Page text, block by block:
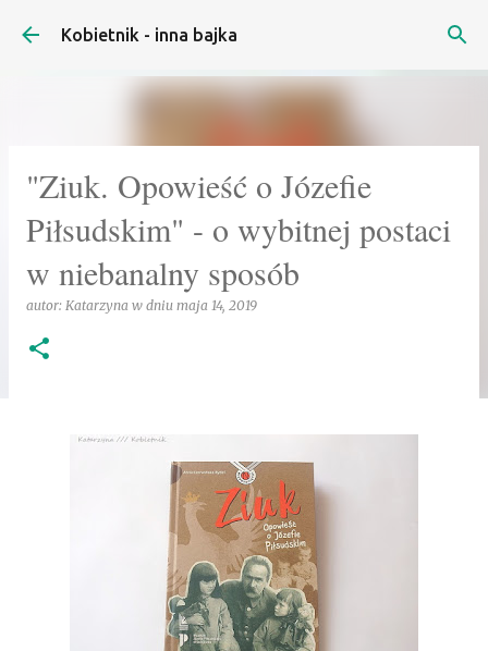
Przejdź do głównej zawartości
Kobietnik - inna bajka
"Ziuk. Opowieść o Józefie
Piłsudskim" - o wybitnej postaci
w niebanalny sposób
autor: Katarzyna w dniu maja 14, 2019